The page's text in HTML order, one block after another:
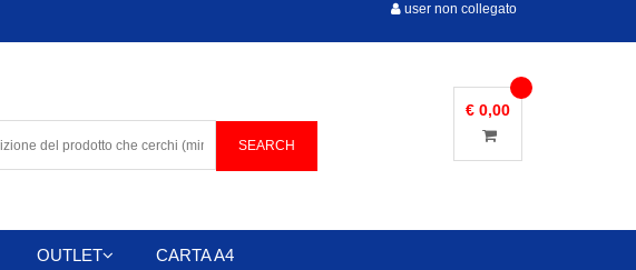
user non collegato
€ 0,00
OUTLET CARTA A4